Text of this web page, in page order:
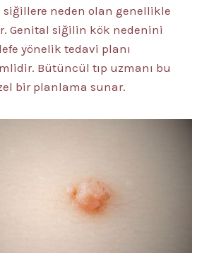
neden olan genellikle
Genital siğilin kök nedenini
yönelik tedavi planı
Bütüncül tıp uzmanı bu
bir planlama sunar.